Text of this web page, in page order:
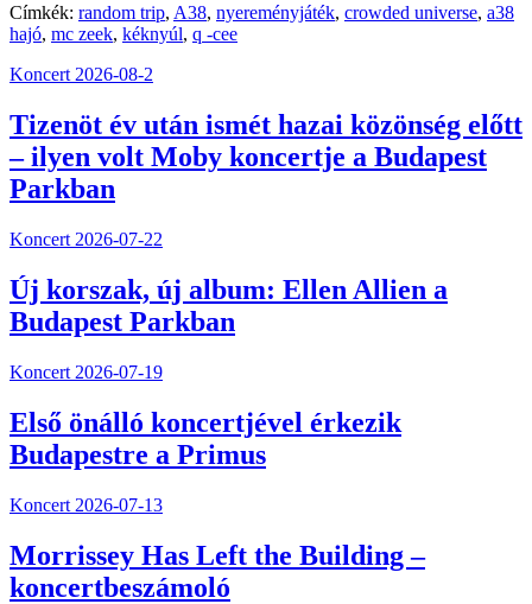
Címkék: random trip, A38, nyereményjáték, crowded universe, a38
hajó, mc zeek, kéknyúl, q -cee
Koncert 2026-08-2
Tizenöt év után ismét hazai közönség előtt
– ilyen volt Moby koncertje a Budapest
Parkban
Koncert 2026-07-22
Új korszak, új album: Ellen Allien a
Budapest Parkban
Koncert 2026-07-19
Első önálló koncertjével érkezik
Budapestre a Primus
Koncert 2026-07-13
Morrissey Has Left the Building –
koncertbeszámoló